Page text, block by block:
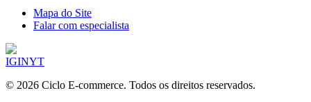
Mapa do Site
Falar com especialista
IGINYT
© 2026 Ciclo E-commerce. Todos os direitos reservados.